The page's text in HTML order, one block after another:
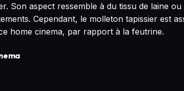
Son aspect ressemble à du tissu de laine ou
Cependant, le molleton tapissier est
home cinema, par rapport à la feutrine.